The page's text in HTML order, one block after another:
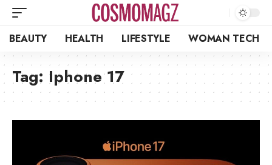
BEAUTY HEALTH LIFESTYLE WOMAN TECH
Tag: Iphone 17